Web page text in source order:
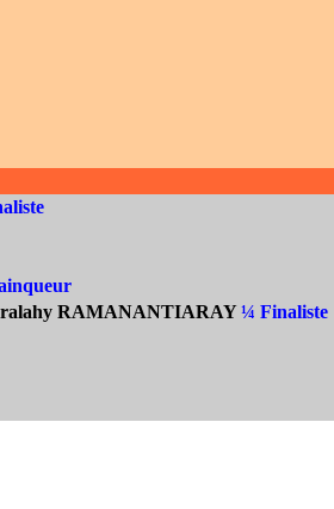
RAMANANTIARAY¼ Finaliste